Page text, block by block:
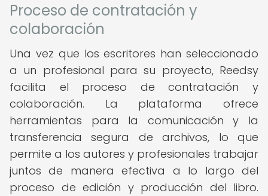
Proceso de contratación y
colaboración
Una vez que los escritores han seleccionado
a un profesional para su proyecto, Reedsy
facilita el proceso de contratación y
colaboración. La plataforma ofrece
herramientas para la comunicación y la
transferencia segura de archivos, lo que
permite a los autores y profesionales trabajar
juntos de manera efectiva a lo largo del
proceso de edición y producción del libro.